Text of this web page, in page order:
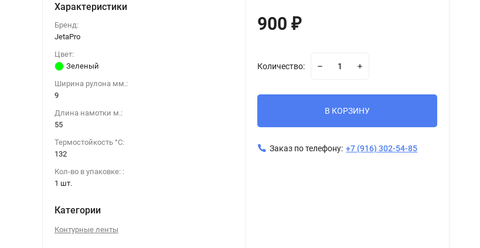
Характеристики
Бренд:
JetaPro
Цвет:
Зеленый
Ширина рулона мм.:
9
Длина намотки м.:
55
Термостойкость °C:
132
Кол-во в упаковке: :
1 шт.
Категории
Контурные ленты
900₽
Количество:
В КОРЗИНУ
Заказ по телефону: +7 (916) 302-54-85